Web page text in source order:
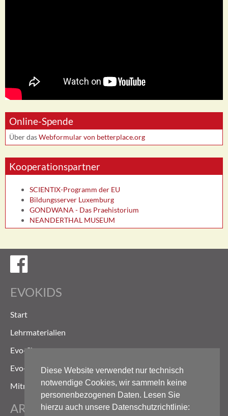
Diese Website verwendet nur technisch
notwendige Cookies, wir sammeln keine
personenbezogenen Daten. Lesen Sie
hierzu auch unsere Datenschutzrichtlinie:
Online-Spende
Über dasWebformular von betterplace.org
Kooperationspartner
SCIENTIX-Programm der EU
Bildungsserver Luxemburg
GONDWANA - Das Praehistorium
NEANDERTHAL MUSEUM
EVOKIDS
Start
Lehrmaterialien
Evo-Shop
Evo-Weg
Mitmachen
ARCHIV